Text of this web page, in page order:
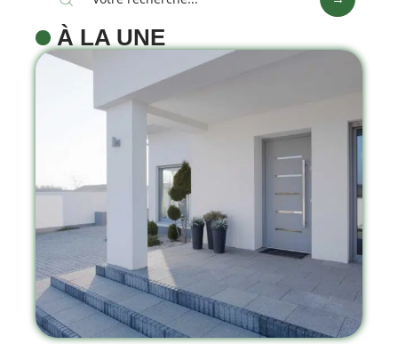
À LA UNE